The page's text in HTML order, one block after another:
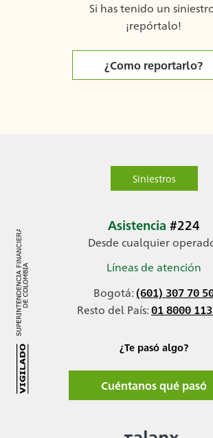
Si has tenido un
¡repórtalo!
¿Como reportarlo?
Siniestros
Asistencia #224
Desde cualquier
Líneas de atención
Bogotá:(601) 307 70
Resto del País:01 8000
¿Te pasó algo?
Cuéntanos qué pasó